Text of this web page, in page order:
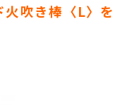
吹き棒〈L〉を